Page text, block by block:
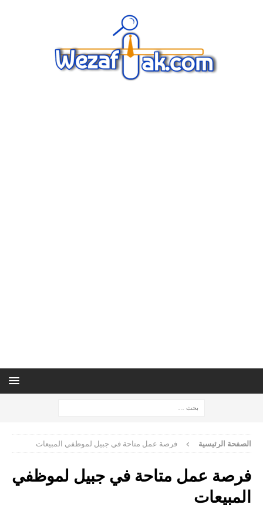
الصفحة الرئيسية فرصة عمل متاحة في جبيل لموظفي المبيعات
فرصة عمل متاحة في جبيل لموظفي
المبيعات